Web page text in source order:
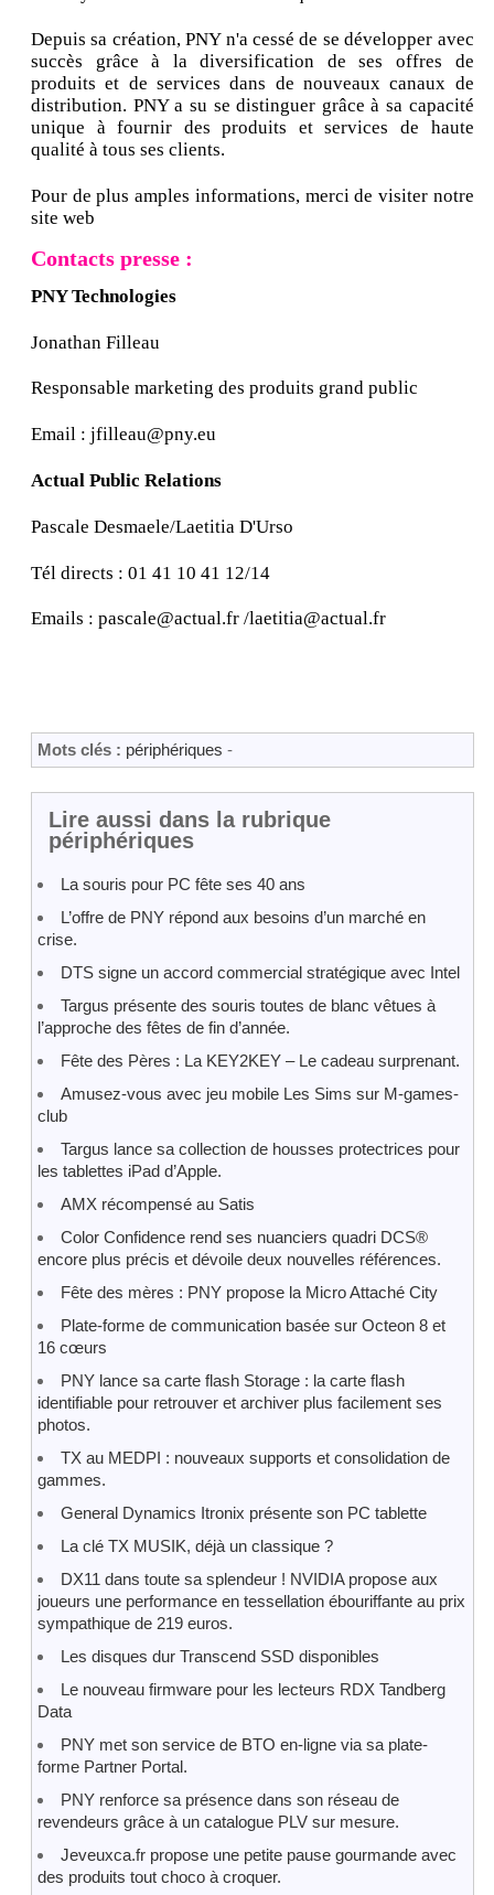
Depuis sa création, PNY n'a cessé de se développer avec
succès grâce à la diversification de ses offres de
produits et de services dans de nouveaux canaux de
distribution. PNY a su se distinguer grâce à sa capacité
unique à fournir des produits et services de haute
qualité à tous ses clients.
Pour de plus amples informations, merci de visiter notre
site web
Contacts presse :
PNY Technologies
Jonathan Filleau
Responsable marketing des produits grand public
Email : jfilleau@pny.eu
Actual Public Relations
Pascale Desmaele/Laetitia D'Urso
Tél directs : 01 41 10 41 12/14
Emails : pascale@actual.fr /laetitia@actual.fr
Mots clés : périphériques -
Lire aussi dans la rubrique
périphériques
La souris pour PC fête ses 40 ans
L’offre de PNY répond aux besoins d’un marché en
crise.
DTS signe un accord commercial stratégique avec Intel
Targus présente des souris toutes de blanc vêtues à
l’approche des fêtes de fin d’année.
Fête des Pères : La KEY2KEY – Le cadeau surprenant.
Amusez-vous avec jeu mobile Les Sims sur M-games-
club
Targus lance sa collection de housses protectrices pour
les tablettes iPad d’Apple.
AMX récompensé au Satis
Color Confidence rend ses nuanciers quadri DCS®
encore plus précis et dévoile deux nouvelles références.
Fête des mères : PNY propose la Micro Attaché City
Plate-forme de communication basée sur Octeon 8 et
16 cœurs
PNY lance sa carte flash Storage : la carte flash
identifiable pour retrouver et archiver plus facilement ses
photos.
TX au MEDPI : nouveaux supports et consolidation de
gammes.
General Dynamics Itronix présente son PC tablette
La clé TX MUSIK, déjà un classique ?
DX11 dans toute sa splendeur ! NVIDIA propose aux
joueurs une performance en tessellation ébouriffante au prix
sympathique de 219 euros.
Les disques dur Transcend SSD disponibles
Le nouveau firmware pour les lecteurs RDX Tandberg
Data
PNY met son service de BTO en-ligne via sa plate-
forme Partner Portal.
PNY renforce sa présence dans son réseau de
revendeurs grâce à un catalogue PLV sur mesure.
Jeveuxca.fr propose une petite pause gourmande avec
des produits tout choco à croquer.